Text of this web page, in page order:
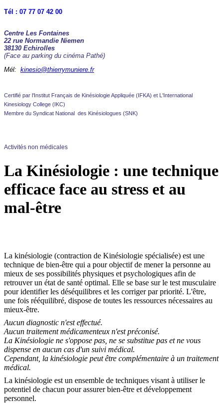
Tél : 07 77 07 42 00
Centre Les Fontaines
22 rue Normandie Niemen
38130 Echirolles
(Face au parking du cinéma Pathé)
Mél: kinesio@thierrymuniere.fr
Certifié par l'Institut Français de Kinésiologie Appliquée (IFKA) et L'International
Kinesiology College (IKC)
Membre du Syndicat National des Kinésiologues (SNK)
Activités non médicales
La Kinésiologie : une technique
efficace face au stress et au
mal-être
La kinésiologie (contraction de Kinésiologie spécialisée) est une
technique de bien-être qui a pour objectif de mener la personne au
mieux de ses possibilités physiques et psychologiques afin de
retrouver un état de santé optimal. Elle se base sur le test musculaire
pour identifier les déséquilibres et les corriger par priorité. L'être,
une fois rééquilibré, dispose de toutes les ressources nécessaires au
mieux-être.
Aucun diagnostic n'est effectué.
Aucun traitement médicamenteux n'est préconisé.
La Kinésiologie ne s'oppose pas, ne se substitue pas et ne vous
dispense en aucun cas d'un suivi médical.
Cependant, la kinésiologie peut être complémentaire à un traitement
médical.
La kinésiologie est un ensemble de techniques visant à utiliser le
potentiel de chacun pour assurer bien-être et développement
personnel.